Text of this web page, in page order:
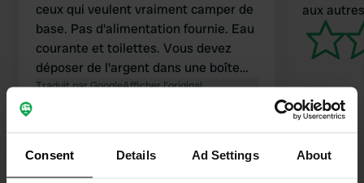
Consent Details Ad Settings About
ceux qui veulent vraiment camper de
base. Pas d'alimentation fournie. Eau
courante et toilettes. Vous devez
déposer de l'argent dans une boîte
aux lettres et mettre une preuve
étoiles le soir car il n'y a pas de
Traduit par GoogleAfficher l'original
aux